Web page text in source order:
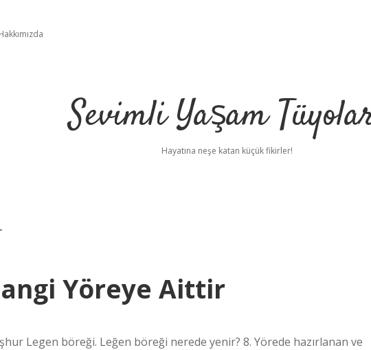
Sevimli Yaşam
Hayatına neşe katan küçük fikirler!
Yöreye Aittir
Legen böreği. Leğen böreği nerede yenir? 8. Yörede hazırlanan ve